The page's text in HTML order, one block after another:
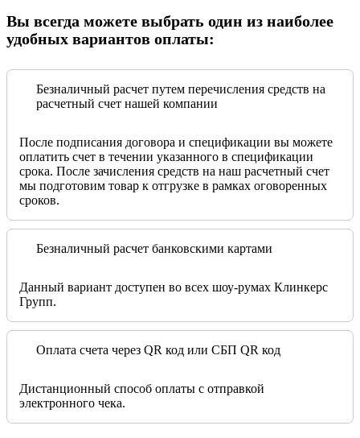
Вы всегда можете выбрать один из наиболее
удобных вариантов оплаты:
Безналичный расчет путем перечисления средств на
расчетный счет нашей компании
После подписания договора и спецификации вы можете
оплатить счет в течении указанного в спецификации
срока. После зачисления средств на наш расчетный счет
мы подготовим товар к отгрузке в рамках оговоренных
сроков.
Безналичный расчет банковскими картами
Данный вариант доступен во всех шоу-румах Клинкерс
Групп.
Оплата счета через QR код или СБП QR код
Дистанционный способ оплаты с отправкой
электронного чека.